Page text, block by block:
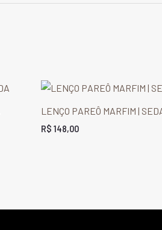
LENÇO PAREÔ MARFIM |
R$ 148,00